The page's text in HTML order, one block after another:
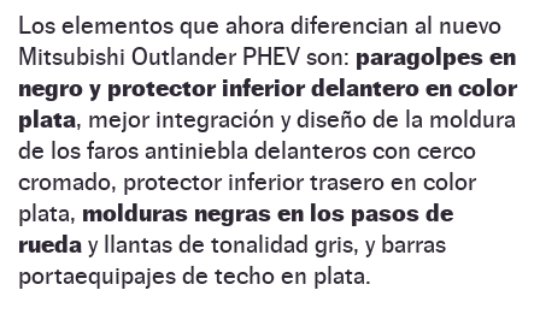
Los elementos que ahora diferencian al nuevo
Mitsubishi Outlander PHEV son: paragolpes en
negro y protector inferior delantero en color
plata, mejor integración y diseño de la moldura
de los faros antiniebla delanteros con cerco
cromado, protector inferior trasero en color
plata, molduras negras en los pasos de
rueda y llantas de tonalidad gris, y barras
portaequipajes de techo en plata.